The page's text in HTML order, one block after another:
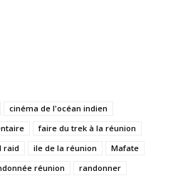
cinéma de l'océan indien
faire du trek à la réunion
raid ile de la réunion
Mafate
réunion
randonner